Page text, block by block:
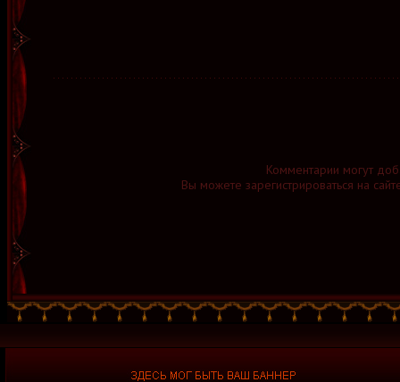
Комментарии могут
Вы можете зарегистрироваться на